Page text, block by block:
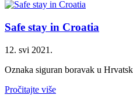
Safe stay in Croatia
12. svi 2021.
Oznaka siguran boravak u
Pročitajte više